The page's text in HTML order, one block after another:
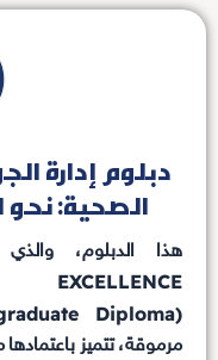
دبلوم إدارة
الصحية: نحو
هذا الدبلوم،
EXCELLENCE
Diploma)
مرموقة، تتميز